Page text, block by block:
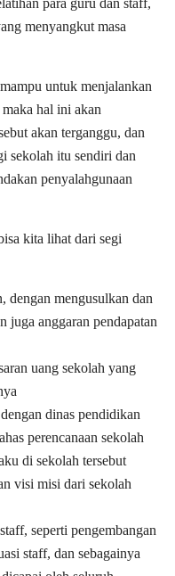
para guru dan staff,
menyangkut masa
untuk menjalankan
hal ini akan
akan terganggu, dan
sekolah itu sendiri dan
penyalahgunaan
kita lihat dari segi
dengan mengusulkan dan
juga anggaran pendapatan
uang sekolah yang
dinas pendidikan
perencanaan sekolah
di sekolah tersebut
visi misi dari sekolah
seperti pengembangan
staff, dan sebagainya